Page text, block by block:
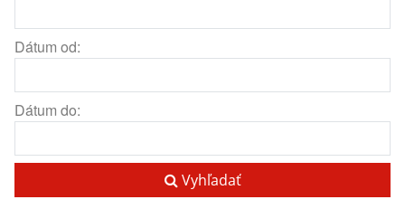
Dátum od:
Dátum do:
Vyhľadať